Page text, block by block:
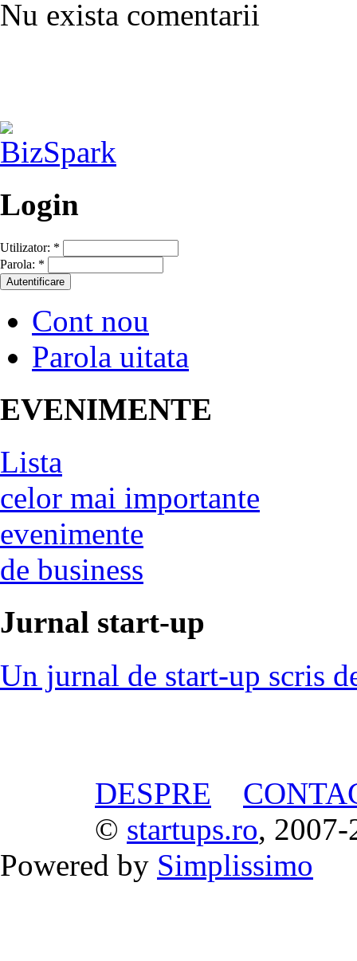
Nu exista comentarii
Login
Utilizator: *
Parola: *
Cont nou
Parola uitata
EVENIMENTE
Lista
celor mai importante
evenimente
de business
Jurnal start-up
Un jurnal de start-up scris
DESPRE
© startups.ro, 2007-
Powered by Simplissimo